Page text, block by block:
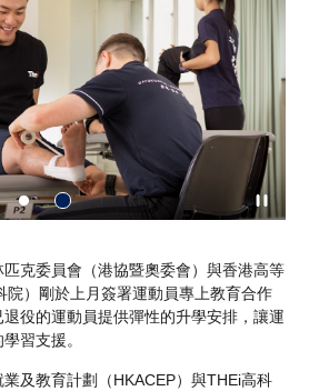
克委員會（港協暨奧委會）與香港高等
院）剛於上月簽署運動員專上教育合作
役的運動員提供彈性的升學安排，讓運
習支援。
及教育計劃（HKACEP）與THEi高科